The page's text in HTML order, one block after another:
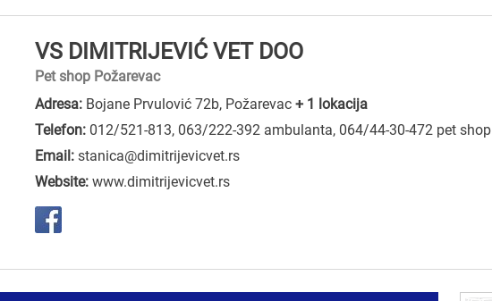
VS DIMITRIJEVIĆ VET DOO
Pet shop Požarevac
Adresa: Bojane Prvulović 72b, Požarevac + 1 lokacija
Telefon: 012/521-813, 063/222-392 ambulanta, 064/44-30-472 pet shop
Email: stanica@dimitrijevicvet.rs
Website: www.dimitrijevicvet.rs